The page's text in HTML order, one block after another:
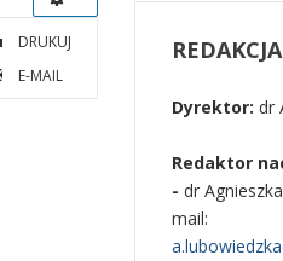
DRUKUJ
E-MAIL
REDAKCJA
Dyrektor: dr
Redaktor
- dr
mail: